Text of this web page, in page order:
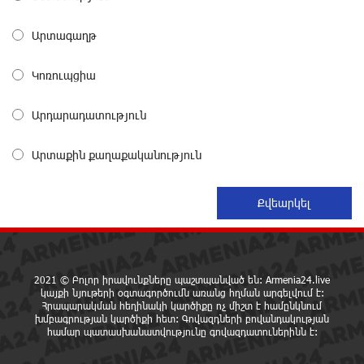
Սավգուլյան
նկատմամբ հարուցված այս խայտառակ քրեական
ուղիղ միջամտություն է Եկեղեցու ներքին գործերին և
6 ժամ առաջ
ընթանում է Արամ Վարդևանյանի՝ ԱԺ նախագահի
տեղակալի ընտրությունը
8 ժամ առաջ
Արտագաղթ
Կոռուպցիա
Արդարադատություն
Արտաքին քաղաքականություն
2021 © Բոլոր իրավունքները պաշտպանված են: Armenia24.live
կայքի նյութերի օգտագործումն առանց հղման արգելվում է:
Հրապարակման հեղինակի կարծիքը ոչ միշտ է համընկնում
խմբագրության կարծիքի հետ: Գովազդների բովանդակության
համար պատասխանատվությունը գովազդատուներինն է: